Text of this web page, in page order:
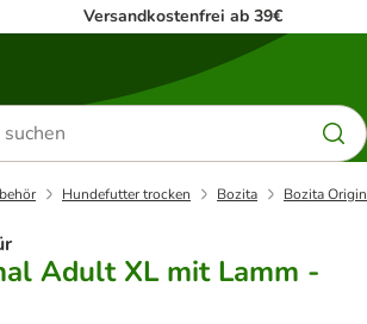
Versandkostenfrei ab 39€
Hundefutter trocken Bozita Bozita
Adult XL mit Lamm -